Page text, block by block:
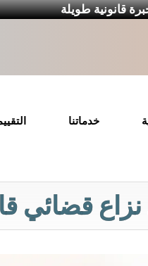
قانونية طويلة
خدماتنا
قضائي